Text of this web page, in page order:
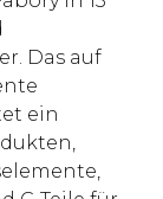
Das auf
ein